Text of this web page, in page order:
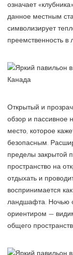
означает
данное местным
символизирует
преемственность
Открытый и
обзор и пассивное
место, которое
безопасным.
пределы закрытой
пространство на
отдыхать и
воспринимается
ландшафта. Ночью
ориентиром —
общего